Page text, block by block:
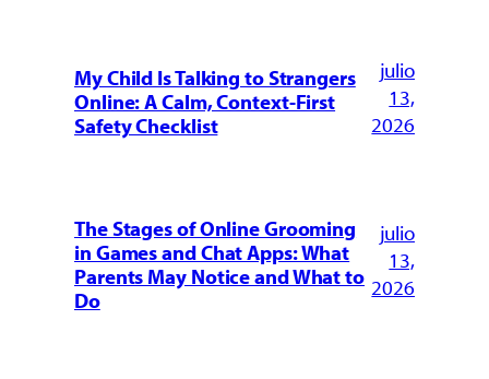
My Child Is Talking to Strangers
Online: A Calm, Context-First
Safety Checklist
julio
13,
2026
The Stages of Online Grooming
in Games and Chat Apps: What
Parents May Notice and What to
Do
julio
13,
2026